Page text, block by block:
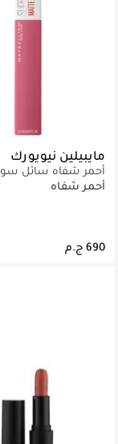
مايبيلين نيويورك
أحمر شفاه سائل
مات إنك -125 ملهم
أحمر شفاه